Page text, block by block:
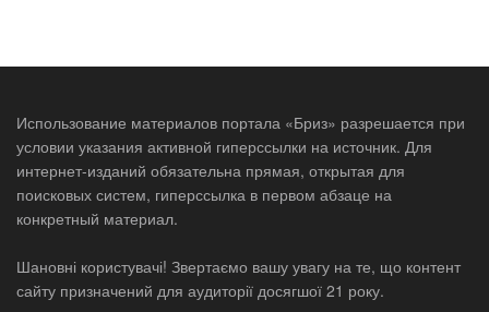
Использование материалов портала «Бриз» разрешается при
условии указания активной гиперссылки на источник. Для
интернет-изданий обязательна прямая, открытая для
поисковых систем, гиперссылка в первом абзаце на
конкретный материал.
Шановні користувачі! Звертаємо вашу увагу на те, що контент
сайту призначений для аудиторії досягшої 21 року.